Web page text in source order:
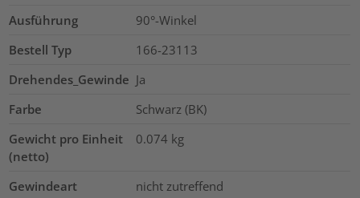
Ausführung
90°-Winkel
Bestell Typ
166-23113
Drehendes_Gewinde Ja
Farbe
Schwarz (BK)
Gewicht pro Einheit
(netto)
0.074 kg
Gewindeart
nicht zutreffend